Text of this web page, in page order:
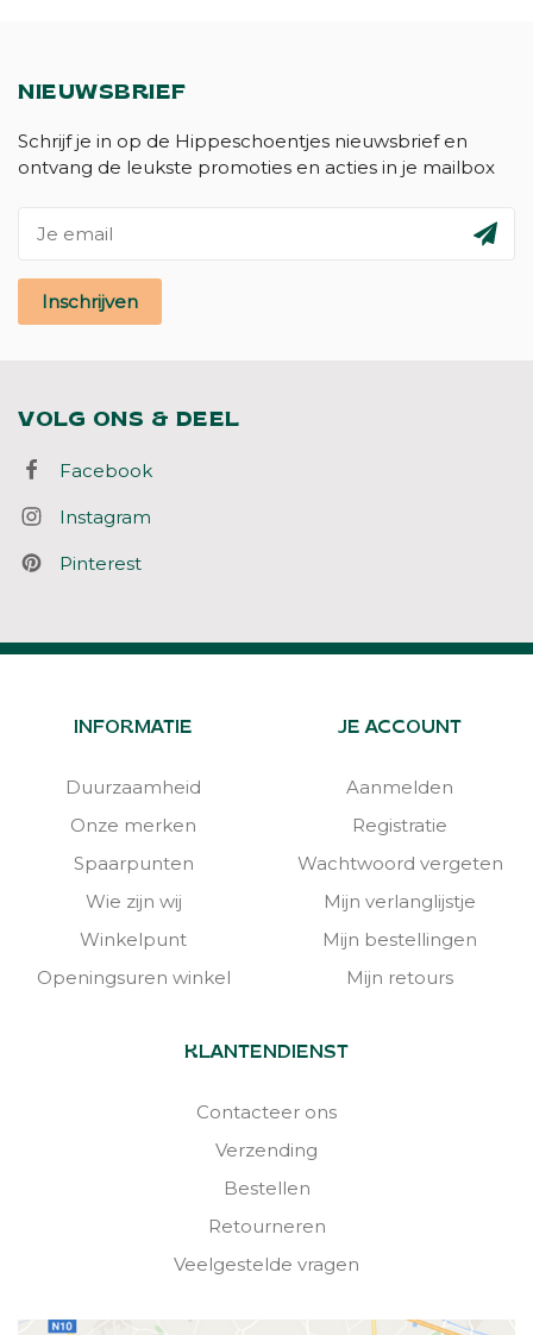
NIEUWSBRIEF
Schrijf je in op de Hippeschoentjes nieuwsbrief en
ontvang de leukste promoties en acties in je mailbox
Inschrijven
VOLG ONS & DEEL
Facebook
Instagram
Pinterest
INFORMATIE
Duurzaamheid
Onze merken
Spaarpunten
Wie zijn wij
Winkelpunt
Openingsuren winkel
JE ACCOUNT
Aanmelden
Registratie
Wachtwoord vergeten
Mijn verlanglijstje
Mijn bestellingen
Mijn retours
KLANTENDIENST
Contacteer ons
Verzending
Bestellen
Retourneren
Veelgestelde vragen